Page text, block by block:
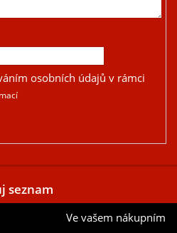
osobních údajů v rámci
seznam
Ve vašem nákupním